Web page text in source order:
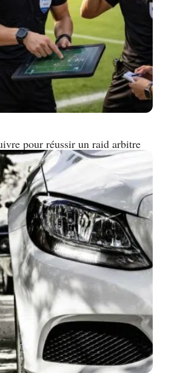
pour réussir un raid arbitre